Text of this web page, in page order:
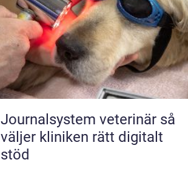
Journalsystem veterinär så
väljer kliniken rätt digitalt
stöd